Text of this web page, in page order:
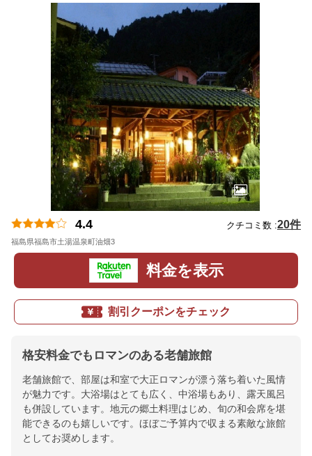
4.4 クチコミ数 :20件
福島県福島市土湯温泉町油畑3
料金を表示
割引クーポンをチェック
格安料金でもロマンのある老舗旅館
老舗旅館で、部屋は和室で大正ロマンが漂う落ち着いた風情
が魅力です。大浴場はとても広く、中浴場もあり、露天風呂
も併設しています。地元の郷土料理はじめ、旬の和会席を堪
能できるのも嬉しいです。ほぼご予算内で収まる素敵な旅館
としてお奨めします。